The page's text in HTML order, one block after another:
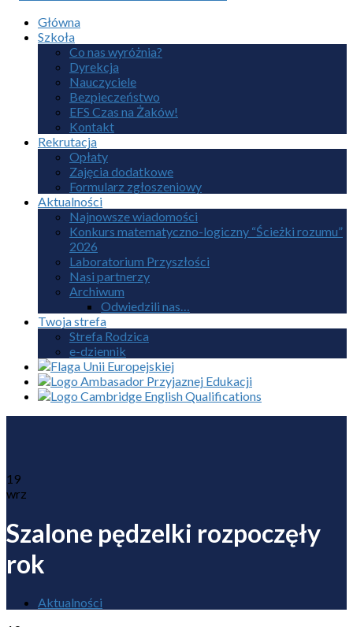
Główna
Szkoła
Co nas wyróżnia?
Dyrekcja
Nauczyciele
Bezpieczeństwo
EFS Czas na Żaków!
Kontakt
Rekrutacja
Opłaty
Zajęcia dodatkowe
Formularz zgłoszeniowy
Aktualności
Najnowsze wiadomości
Konkurs matematyczno-logiczny “Ścieżki rozumu”
2026
Laboratorium Przyszłości
Nasi partnerzy
Archiwum
Odwiedzili nas…
Twoja strefa
Strefa Rodzica
e-dziennik
19
wrz
Szalone pędzelki rozpoczęły
rok
Aktualności